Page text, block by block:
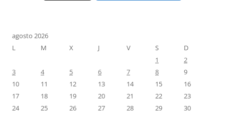
agosto 2026
L
M X J V S
D
1
2
3
4 5 6 7 8
9
10
11 12 13 14 15
16
17
18 19 20 21 22
23
24
25 26 27 28 29
30